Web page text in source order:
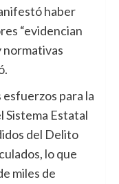
haber
“evidencian
normativas
para la
Sistema Estatal
del Delito
lo que
miles de